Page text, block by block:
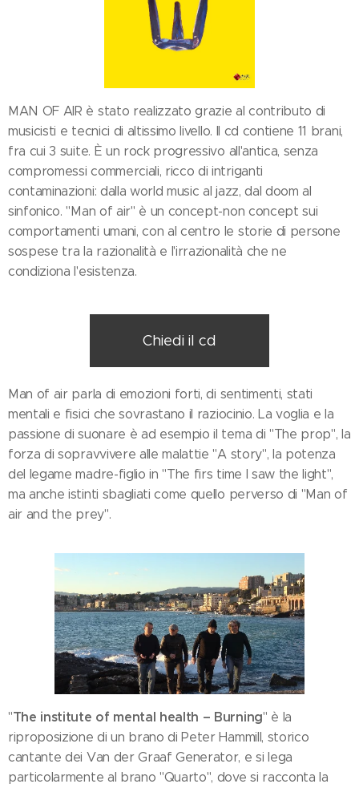
MAN OF AIR è stato realizzato grazie al contributo di
musicisti e tecnici di altissimo livello. Il cd contiene 11 brani,
fra cui 3 suite. È un rock progressivo all'antica, senza
compromessi commerciali, ricco di intriganti
contaminazioni: dalla world music al jazz, dal doom al
sinfonico. "Man of air" è un concept-non concept sui
comportamenti umani, con al centro le storie di persone
sospese tra la razionalità e l'irrazionalità che ne
condiziona l'esistenza.
Chiedi il cd
Man of air parla di emozioni forti, di sentimenti, stati
mentali e fisici che sovrastano il raziocinio. La voglia e la
passione di suonare è ad esempio il tema di "The prop", la
forza di sopravvivere alle malattie "A story", la potenza
del legame madre-figlio in "The firs time I saw the light",
ma anche istinti sbagliati come quello perverso di "Man of
air and the prey".
"The institute of mental health – Burning" è la
riproposizione di un brano di Peter Hammill, storico
cantante dei Van der Graaf Generator, e si lega
particolarmente al brano "Quarto", dove si racconta la